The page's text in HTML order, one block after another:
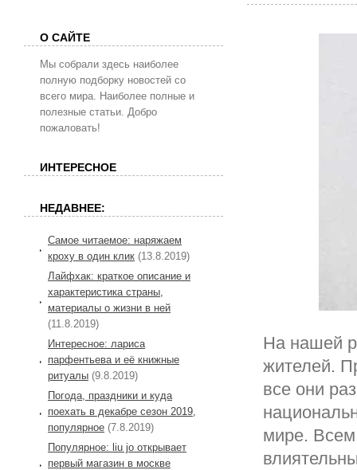
На нашей
жителей.
все они
мире.
О САЙТЕ
Мы собрали здесь наиболее
полную подборку новостей со
всего мира. Наиболее полные и
полезные статьи. Добро
пожаловать!
ИНТЕРЕСНОЕ
НЕДАВНЕЕ:
Самое читаемое: наряжаем
кроху в один клик (13.8.2019)
Лайфхак: краткое описание и
характеристика страны,
материалы о жизни в ней
(11.8.2019)
Интересное: лариса
парфентьева и её книжные
ритуалы (9.8.2019)
Погода, праздники и куда
поехать в декабре сезон 2019,
популярное (7.8.2019)
Популярное: liu jo открывает
первый магазин в москве